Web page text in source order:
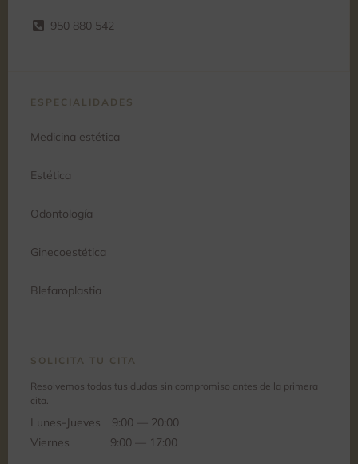
950 880 542
ESPECIALIDADES
Medicina estética
Estética
Odontología
Ginecoestética
Blefaroplastia
SOLICITA TU CITA
Resolvemos todas tus dudas sin compromiso antes de la primera
cita.
Lunes-Jueves
9:00 — 20:00
Viernes
9:00 — 17:00